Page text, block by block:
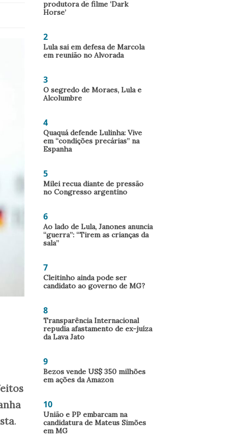
.
produtora de filme ‘Dark
Horse’
2
Lula sai em defesa de Marcola
em reunião no Alvorada
3
O segredo de Moraes, Lula e
Alcolumbre
4
Quaquá defende Lulinha: Vive
em “condições precárias” na
Espanha
5
Milei recua diante de pressão
no Congresso argentino
6
Ao lado de Lula, Janones anuncia
“guerra”: “Tirem as crianças da
sala”
7
Cleitinho ainda pode ser
candidato ao governo de MG?
8
Transparência Internacional
repudia afastamento de ex-juíza
da Lava Jato
9
Bezos vende US$ 350 milhões
em ações da Amazon
10
União e PP embarcam na
candidatura de Mateus Simões
em MG